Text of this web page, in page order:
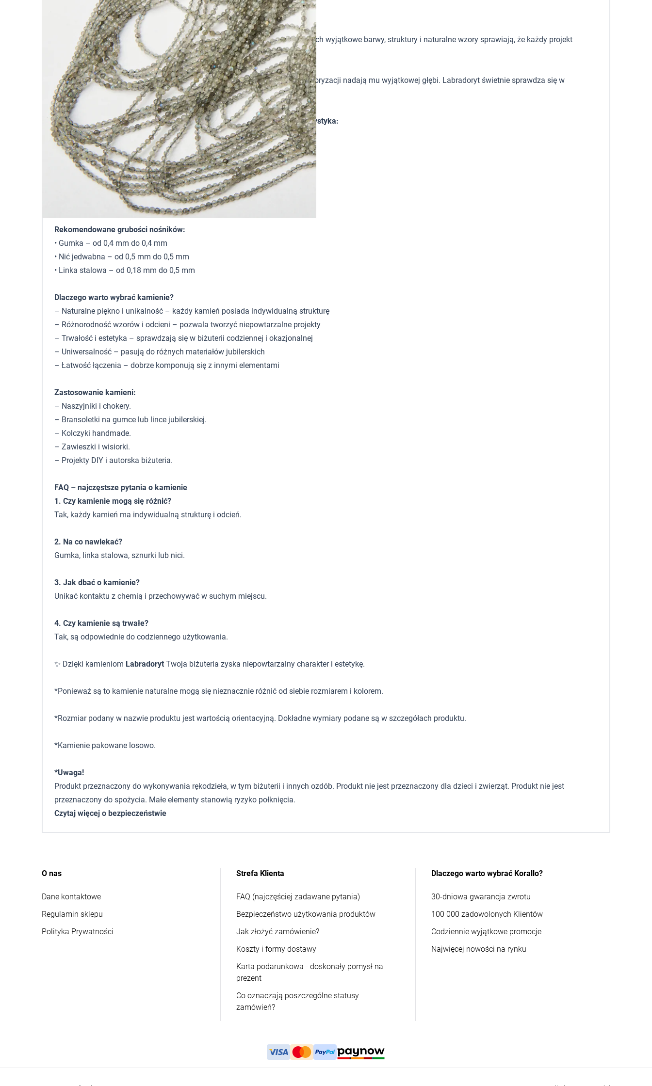
Labradoryt kulka fasetowana 2,5mm
Kamienie to jedne z najbardziej cenionych dodatków w biżuterii handmade. Ich wyjątkowe barwy, struktury i naturalne wzory sprawiają, że każdy projekt
nabiera indywidualnego charakteru.
Labradoryt wyróżnia się tym, że charakterystyczne refleksy i zjawisko labradoryzacji nadają mu wyjątkowej głębi. Labradoryt świetnie sprawdza się w
efektownych naszyjnikach, kolczykach i bransoletkach handmade.
Fasetowane kamienie labradorytu o zróżnicowanym rozmiarze. Charakterystyka:
Rodzaj:Labradoryt
Kolor:szary
Kształt:kulka
Rozmiar:2,5mm
fasetowana
fasetowane wykończenie, refleksy
Rekomendowane grubości nośników:
• Gumka – od 0,4 mm do 0,4 mm
• Nić jedwabna – od 0,5 mm do 0,5 mm
• Linka stalowa – od 0,18 mm do 0,5 mm
Dlaczego warto wybrać kamienie?
– Naturalne piękno i unikalność – każdy kamień posiada indywidualną strukturę
– Różnorodność wzorów i odcieni – pozwala tworzyć niepowtarzalne projekty
– Trwałość i estetyka – sprawdzają się w biżuterii codziennej i okazjonalnej
– Uniwersalność – pasują do różnych materiałów jubilerskich
– Łatwość łączenia – dobrze komponują się z innymi elementami
Zastosowanie kamieni:
– Naszyjniki i chokery.
– Bransoletki na gumce lub lince jubilerskiej.
– Kolczyki handmade.
– Zawieszki i wisiorki.
– Projekty DIY i autorska biżuteria.
FAQ – najczęstsze pytania o kamienie
1. Czy kamienie mogą się różnić?
Tak, każdy kamień ma indywidualną strukturę i odcień.
2. Na co nawlekać?
Gumka, linka stalowa, sznurki lub nici.
3. Jak dbać o kamienie?
Unikać kontaktu z chemią i przechowywać w suchym miejscu.
4. Czy kamienie są trwałe?
Tak, są odpowiednie do codziennego użytkowania.
✨ Dzięki kamieniom Labradoryt Twoja biżuteria zyska niepowtarzalny charakter i estetykę.
*Ponieważ są to kamienie naturalne mogą się nieznacznie różnić od siebie rozmiarem i kolorem.
*Rozmiar podany w nazwie produktu jest wartością orientacyjną. Dokładne wymiary podane są w szczegółach produktu.
*Kamienie pakowane losowo.
*Uwaga!
Produkt przeznaczony do wykonywania rękodzieła, w tym biżuterii i innych ozdób. Produkt nie jest przeznaczony dla dzieci i zwierząt. Produkt nie jest
przeznaczony do spożycia. Małe elementy stanowią ryzyko połknięcia.
Czytaj więcej o bezpieczeństwie
O nas
Dane kontaktowe
Regulamin sklepu
Polityka Prywatności
Strefa Klienta
FAQ (najczęściej zadawane pytania)
Bezpieczeństwo użytkowania produktów
Jak złożyć zamówienie?
Koszty i formy dostawy
Karta podarunkowa - doskonały pomysł na
prezent
Co oznaczają poszczególne statusy
zamówień?
Dlaczego warto wybrać Korallo?
30-dniowa gwarancja zwrotu
100 000 zadowolonych Klientów
Codziennie wyjątkowe promocje
Najwięcej nowości na rynku